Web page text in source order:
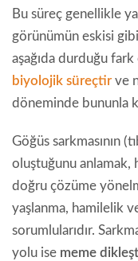
Bu süreç genellikle
görünümün eskisi gibi
aşağıda durduğu
biyolojik süreçtirve
döneminde bununla
Göğüs sarkmasının
oluştuğunu anlamak,
doğru çözüme
yaşlanma, hamilelik
sorumlularıdır.
yolu ise meme